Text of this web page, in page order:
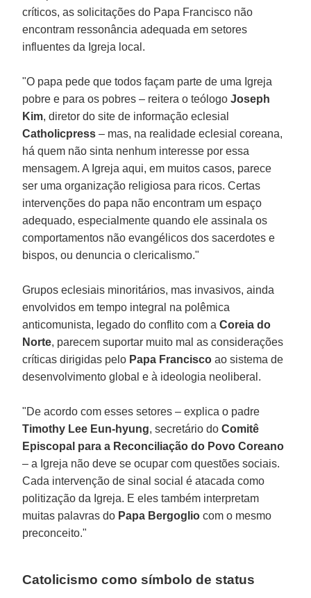
críticos, as solicitações do Papa Francisco não
encontram ressonância adequada em setores
influentes da Igreja local.
"O papa pede que todos façam parte de uma Igreja
pobre e para os pobres – reitera o teólogoJoseph
Kim, diretor do site de informação eclesial
Catholicpress – mas, na realidade eclesial coreana,
há quem não sinta nenhum interesse por essa
mensagem. A Igreja aqui, em muitos casos, parece
ser uma organização religiosa para ricos. Certas
intervenções do papa não encontram um espaço
adequado, especialmente quando ele assinala os
comportamentos não evangélicos dos sacerdotes e
bispos, ou denuncia o clericalismo."
Grupos eclesiais minoritários, mas invasivos, ainda
envolvidos em tempo integral na polêmica
anticomunista, legado do conflito com aCoreia do
Norte, parecem suportar muito mal as considerações
críticas dirigidas pelo Papa Francisco ao sistema de
desenvolvimento global e à ideologia neoliberal.
"De acordo com esses setores – explica o padre
Timothy Lee Eun-hyung, secretário doComitê
Episcopal para a Reconciliação do Povo Coreano
– a Igreja não deve se ocupar com questões sociais.
Cada intervenção de sinal social é atacada como
politização da Igreja. E eles também interpretam
muitas palavras do Papa Bergoglio com o mesmo
preconceito."
Catolicismo como símbolo de status